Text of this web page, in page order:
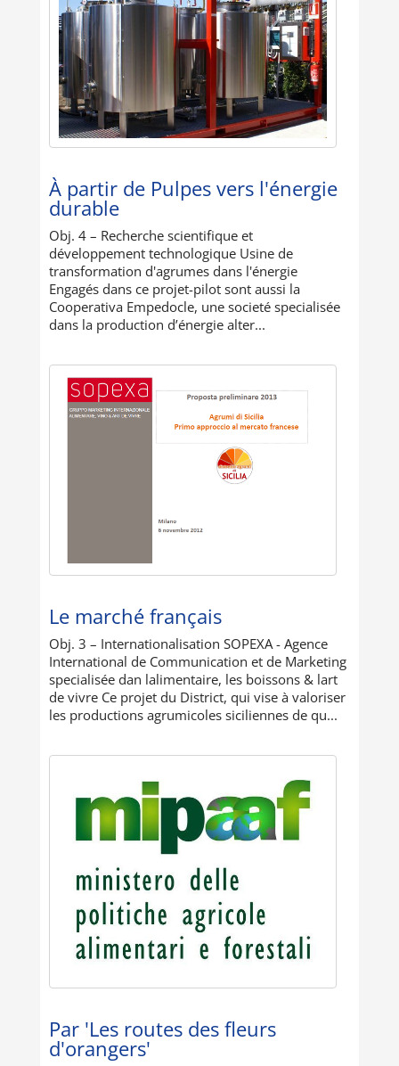
À partir de Pulpes vers l'énergie
durable
Obj. 4 – Recherche scientifique et
développement technologique Usine de
transformation d'agrumes dans l'énergie
Engagés dans ce projet-pilot sont aussi la
Cooperativa Empedocle, une societé specialisée
dans la production d’énergie alter...
Le marché français
Obj. 3 – Internationalisation SOPEXA - Agence
International de Communication et de Marketing
specialisée dan lalimentaire, les boissons & lart
de vivre Ce projet du District, qui vise à valoriser
les productions agrumicoles siciliennes de qu...
Par 'Les routes des fleurs
d'orangers'